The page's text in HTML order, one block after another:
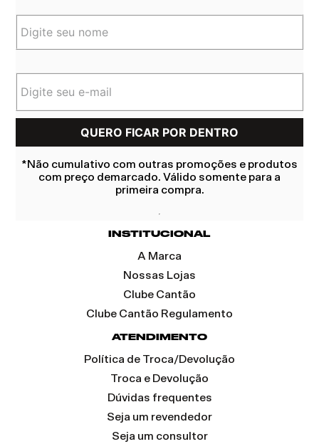
*Não cumulativo com outras promoções e produtos
com preço demarcado. Válido somente para a
primeira compra.
INSTITUCIONAL
A Marca
Nossas Lojas
Clube Cantão
Clube Cantão Regulamento
ATENDIMENTO
Política de Troca/Devolução
Troca e Devolução
Dúvidas frequentes
Seja um revendedor
Seja um consultor